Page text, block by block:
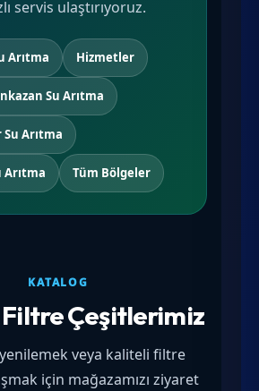
servis ulaştırıyoruz.
Arıtma Hizmetler
Su Arıtma
Arıtma
Arıtma Tüm Bölgeler
KATALOG
Filtre Çeşitlerimiz
yenilemek veya kaliteli filtre
için mağazamızı ziyaret